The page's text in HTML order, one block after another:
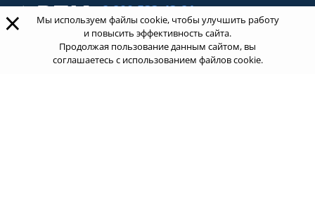
8 800 533-43-21
звонок по России бесплатный
Обращаясь к нам за услугами, вы даете согласие
×
Мы используем файлы cookie, чтобы улучшить работу
и повысить эффективность сайта.
Продолжая пользование данным сайтом, вы
соглашаетесь с использованием файлов cookie.